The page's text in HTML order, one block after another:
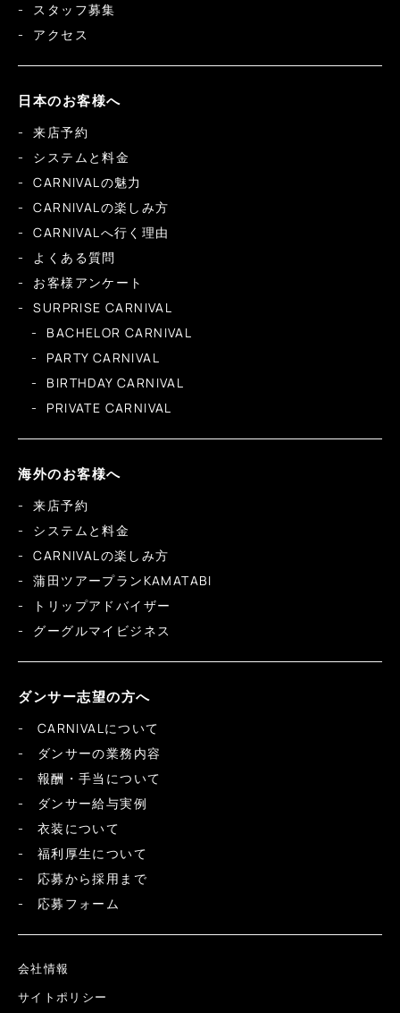
スタッフ募集
アクセス
日本のお客様へ
来店予約
システムと料金
CARNIVALの魅力
CARNIVALの楽しみ方
CARNIVALへ行く理由
よくある質問
お客様アンケート
SURPRISE CARNIVAL
BACHELOR CARNIVAL
PARTY CARNIVAL
BIRTHDAY CARNIVAL
PRIVATE CARNIVAL
海外のお客様へ
来店予約
システムと料金
CARNIVALの楽しみ方
蒲田ツアープランKAMATABI
トリップアドバイザー
グーグルマイビジネス
ダンサー志望の方へ
CARNIVALについて
ダンサーの業務内容
報酬・手当について
ダンサー給与実例
衣装について
福利厚生について
応募から採用まで
応募フォーム
会社情報
サイトポリシー